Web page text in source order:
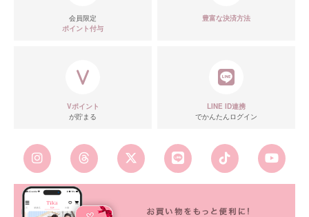
会員限定
ポイント付与
豊富な決済方法
Vポイント
が貯まる
LINE ID連携
でかんたんログイン